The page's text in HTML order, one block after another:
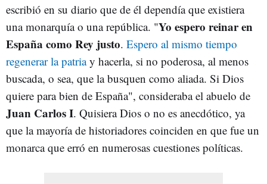
escribió en su diario que de él dependía que existiera
una monarquía o una república. "Yo espero reinar en
España como Rey justo. Espero al mismo tiempo
regenerar la patriay hacerla, si no poderosa, al menos
buscada, o sea, que la busquen como aliada. Si Dios
quiere para bien de España", consideraba el abuelo de
Juan Carlos I. Quisiera Dios o no es anecdótico, ya
que la mayoría de historiadores coinciden en que fue un
monarca que erró en numerosas cuestiones políticas.